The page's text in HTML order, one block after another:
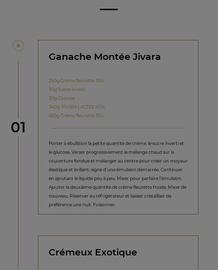
étape
01
Ganache Montée Jivara
250g Crème fleurette 35%
30g Sucre inverti
30g Glucose
340g JIVARA LACTEE 40%
620g Crème fleurette 35%
Porter à ébullition la petite quantité de crème, le sucre inverti et
le glucose. Verser progressivement le mélange chaud sur la
couverture fondue et mélanger au centre pour créer un «noyau»
élastique et brillant, signe d’une émulsion démarrée. Continuer
en ajoutant le liquide peu à peu. Mixer pour parfaire l’émulsion.
Ajouter la deuxième quantité de crème fleurette froide. Mixer de
nouveau. Réserver au réfrigérateur et laisser cristalliser de
préférence une nuit. Foisonner.
Crémeux Exotique